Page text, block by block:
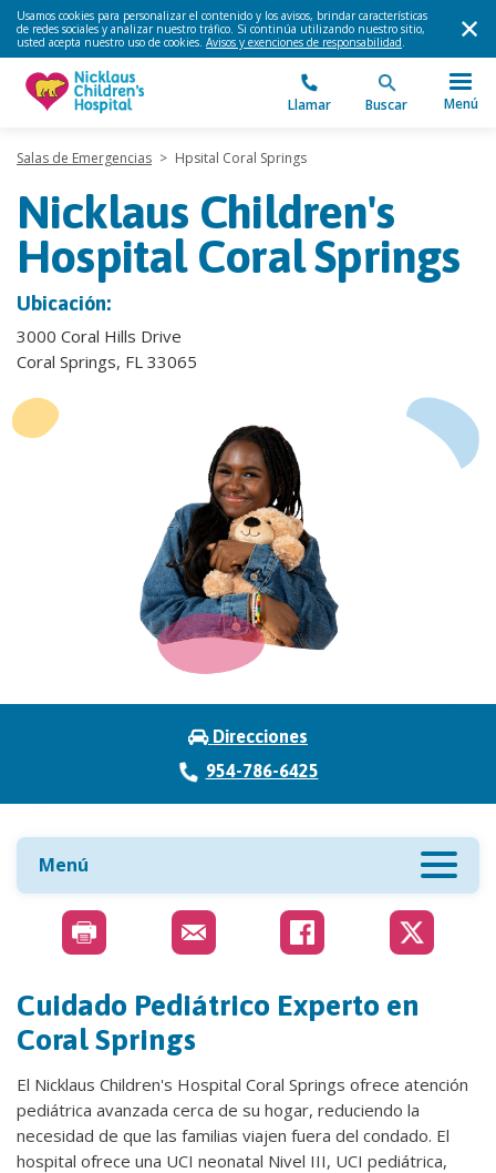
Usamos cookies para personalizar el contenido y los avisos, brindar características
de redes sociales y analizar nuestro tráfico. Si continúa utilizando nuestro sitio,
usted acepta nuestro uso de cookies. Avisos y exenciones de responsabilidad.
Llamar Buscar Menú
Salas de Emergencias > Hpsital Coral Springs
Nicklaus Children's
Hospital Coral Springs
Ubicación:
3000 Coral Hills Drive
Coral Springs, FL 33065
Direcciones
954-786-6425
Menú
Cuidado Pediátrico Experto en
Coral Springs
El Nicklaus Children's Hospital Coral Springs ofrece atención
pediátrica avanzada cerca de su hogar, reduciendo la
necesidad de que las familias viajen fuera del condado. El
hospital ofrece una UCI neonatal Nivel III, UCI pediátrica,